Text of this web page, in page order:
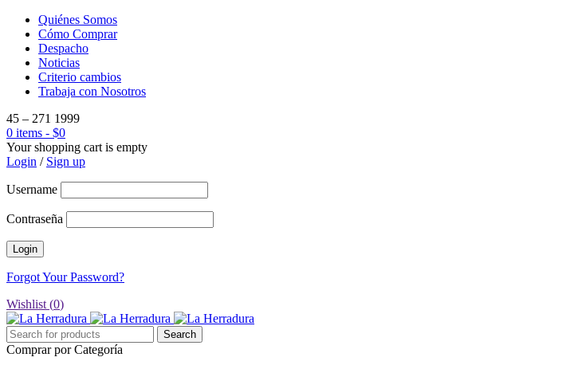
Quiénes Somos
Cómo Comprar
Despacho
Noticias
Criterio cambios
Trabaja con Nosotros
45 – 271 1999
0 items - $0
Your shopping cart is empty
Login / Sign up
Username
Contraseña
Forgot Your Password?
Wishlist (0)
Comprar por Categoría